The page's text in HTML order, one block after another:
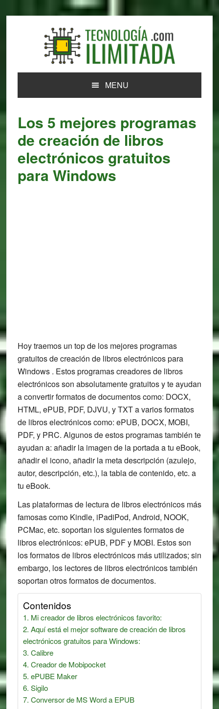
MENU
Los 5 mejores programas
de creación de libros
electrónicos gratuitos
para Windows
Hoy traemos un top de los mejores programas
gratuitos de creación de libros electrónicos para
Windows . Estos programas creadores de libros
electrónicos son absolutamente gratuitos y te ayudan
a convertir formatos de documentos como: DOCX,
HTML, ePUB, PDF, DJVU, y TXT a varios formatos
de libros electrónicos como: ePUB, DOCX, MOBI,
PDF, y PRC. Algunos de estos programas también te
ayudan a: añadir la imagen de la portada a tu eBook,
añadir el icono, añadir la meta descripción (azulejo,
autor, descripción, etc.), la tabla de contenido, etc. a
tu eBook.
Las plataformas de lectura de libros electrónicos más
famosas como Kindle, iPadiPod, Android, NOOK,
PCMac, etc. soportan los siguientes formatos de
libros electrónicos: ePUB, PDF y MOBI. Estos son
los formatos de libros electrónicos más utilizados; sin
embargo, los lectores de libros electrónicos también
soportan otros formatos de documentos.
Contenidos
Mi creador de libros electrónicos favorito:
Aquí está el mejor software de creación de libros
electrónicos gratuitos para Windows:
Calibre
Creador de Mobipocket
ePUBE Maker
Sigilo
Conversor de MS Word a EPUB